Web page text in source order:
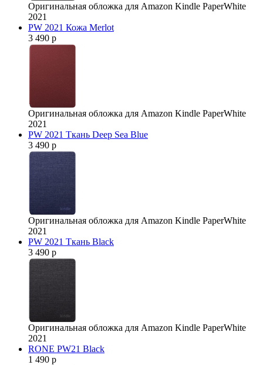
Оригинальная обложка для Amazon Kindle PaperWhite
2021
PW 2021 Кожа Merlot
3 490 р
Оригинальная обложка для Amazon Kindle PaperWhite
2021
PW 2021 Ткань Deep Sea Blue
3 490 р
Оригинальная обложка для Amazon Kindle PaperWhite
2021
PW 2021 Ткань Black
3 490 р
Оригинальная обложка для Amazon Kindle PaperWhite
2021
RONE PW21 Black
1 490 р